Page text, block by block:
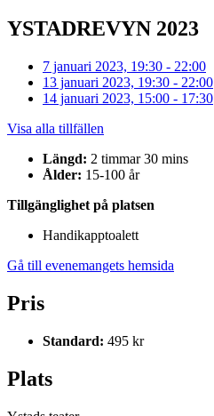
YSTADREVYN 2023
7 januari 2023, 19:30 - 22:00
13 januari 2023, 19:30 - 22:00
14 januari 2023, 15:00 - 17:30
Visa alla tillfällen
Längd: 2 timmar 30 mins
Ålder: 15-100 år
Tillgänglighet på platsen
Handikapptoalett
Gå till evenemangets hemsida
Pris
Standard: 495 kr
Plats